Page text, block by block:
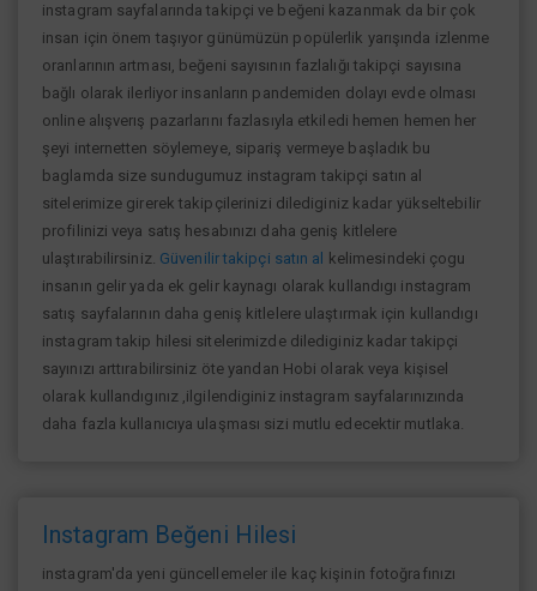
instagram sayfalarında takipçi ve beğeni kazanmak da bir çok
insan için önem taşıyor günümüzün popülerlik yarışında izlenme
oranlarının artması, beğeni sayısının fazlalığı takipçi sayısına
bağlı olarak ilerliyor insanların pandemiden dolayı evde olması
online alışverış pazarlarını fazlasıyla etkiledi hemen hemen her
şeyi internetten söylemeye, sipariş vermeye başladık bu
baglamda size sundugumuz instagram takipçi satın al
sitelerimize girerek takipçilerinizi dilediginiz kadar yükseltebilir
profilinizi veya satış hesabınızı daha geniş kitlelere
ulaştırabilirsiniz. Güvenilir takipçi satın al
kelimesindeki çogu
insanın gelir yada ek gelir kaynagı olarak kullandıgı instagram
satış sayfalarının daha geniş kitlelere ulaştırmak için kullandıgı
instagram takip hilesi sitelerimizde dilediginiz kadar takipçi
sayınızı arttırabilirsiniz öte yandan Hobi olarak veya kişisel
olarak kullandıgınız ,ilgilendiginiz instagram sayfalarınızında
daha fazla kullanıcıya ulaşması sizi mutlu edecektir mutlaka.
Instagram Beğeni Hilesi
instagram'da yeni güncellemeler ile kaç kişinin fotoğrafınızı